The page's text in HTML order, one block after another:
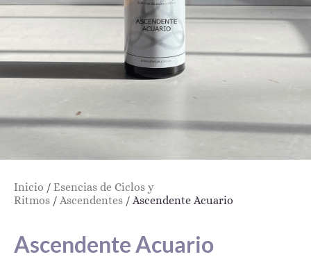
Inicio / Esencias de Ciclos y
Ritmos / Ascendentes / Ascendente Acuario
Ascendente Acuario